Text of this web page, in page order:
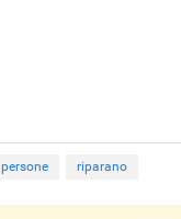
persone riparano